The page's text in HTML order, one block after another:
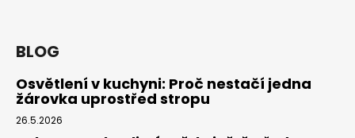
BLOG
Osvětlení v kuchyni: Proč nestačí jedna
žárovka uprostřed stropu
26.5.2026